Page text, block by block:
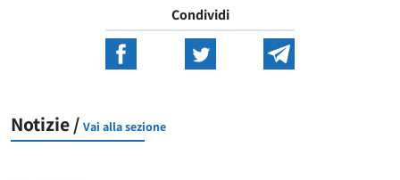
Condividi
Notizie / Vai alla sezione